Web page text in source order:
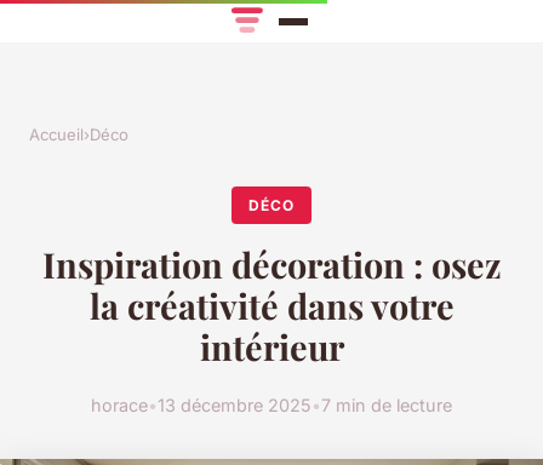
Accueil›Déco
DÉCO
Inspiration décoration : osez
la créativité dans votre
intérieur
horace•13 décembre 2025•7 min de lecture